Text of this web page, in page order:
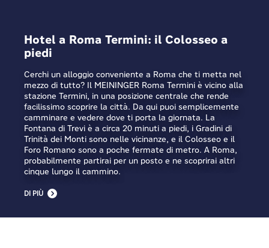
Hotel a Roma Termini: il Colosseo a
piedi
Cerchi un alloggio conveniente a Roma che ti metta nel
mezzo di tutto? Il MEININGER Roma Termini è vicino alla
stazione Termini, in una posizione centrale che rende
facilissimo scoprire la città. Da qui puoi semplicemente
camminare e vedere dove ti porta la giornata. La
Fontana di Trevi è a circa 20 minuti a piedi, i Gradini di
Trinità dei Monti sono nelle vicinanze, e il Colosseo e il
Foro Romano sono a poche fermate di metro. A Roma,
probabilmente partirai per un posto e ne scoprirai altri
cinque lungo il cammino.
DI PIÙ